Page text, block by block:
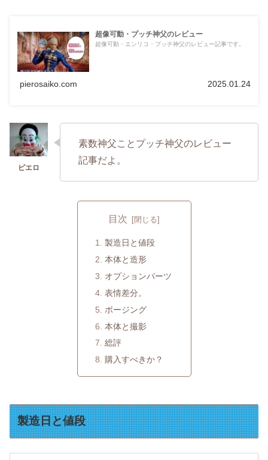
超像可動・プッチ神父のレビュー
超像可動・エンリコ・プッチ神父のレビュー記事です。
pierosaiko.com 2025.01.24
素数神父ことプッチ神父のレビュー
記事だよ。
目次
製造日と値段
本体と造形
オプションパーツ
表情差分。
ポージング
本体と撮影
総評
購入すべきか？
製造日と値段